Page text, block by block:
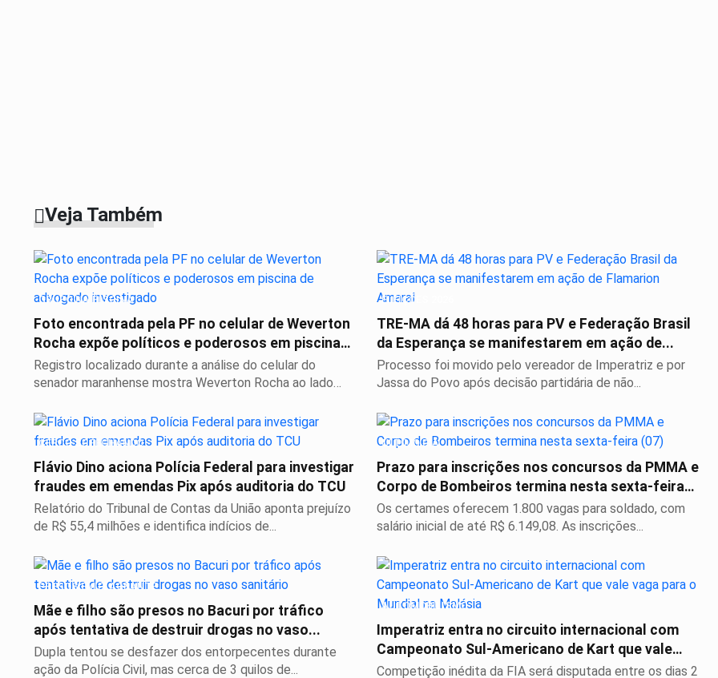
Veja Também
GRUPO NA PISCINA
Foto encontrada pela PF no celular de Weverton
Rocha expõe políticos e poderosos em piscina
de...
Registro localizado durante a análise do celular do
senador maranhense mostra Weverton Rocha ao lado
ELEIÇÕES 2026
TRE-MA dá 48 horas para PV e Federação Brasil
da Esperança se manifestarem em ação de...
Processo foi movido pelo vereador de Imperatriz e por
Jassa do Povo após decisão partidária de não...
CERCO SE FECHANDO
Flávio Dino aciona Polícia Federal para investigar
fraudes em emendas Pix após auditoria do TCU
Relatório do Tribunal de Contas da União aponta prejuízo
de R$ 55,4 milhões e identifica indícios de...
ÚLTIMO DIA
Prazo para inscrições nos concursos da PMMA e
Corpo de Bombeiros termina nesta sexta-feira
(07)
Os certames oferecem 1.800 vagas para soldado, com
salário inicial de até R$ 6.149,08. As inscrições...
PRESOS EM FLAGRANTE
Mãe e filho são presos no Bacuri por tráfico
após tentativa de destruir drogas no vaso...
Dupla tentou se desfazer dos entorpecentes durante
ação da Polícia Civil, mas cerca de 3 quilos de...
AUTOMOBILISMO
Imperatriz entra no circuito internacional com
Campeonato Sul-Americano de Kart que vale
vaga...
Competição inédita da FIA será disputada entre os dias 2